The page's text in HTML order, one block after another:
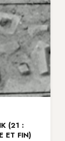
(21 :
ET FIN)